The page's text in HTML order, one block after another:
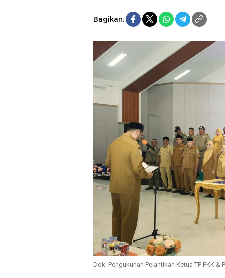
Bagikan:
Dok. Pengukuhan Pelantikan Ketua TP PKK &